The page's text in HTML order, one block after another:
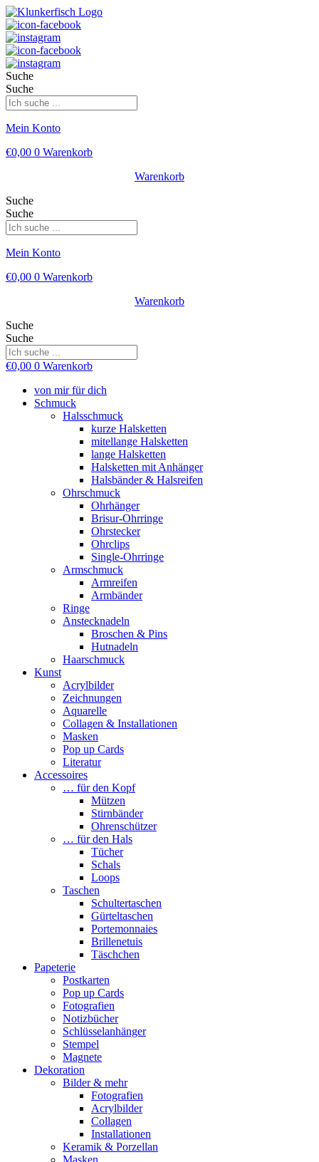
Suche
Suche
Mein Konto
€0,00 0 Warenkorb
Warenkorb
Suche
Suche
Mein Konto
€0,00 0 Warenkorb
Warenkorb
Suche
Suche
€0,00 0 Warenkorb
von mir für dich
Schmuck
Halsschmuck
kurze Halsketten
mitellange Halsketten
lange Halsketten
Halsketten mit Anhänger
Halsbänder & Halsreifen
Ohrschmuck
Ohrhänger
Brisur-Ohrringe
Ohrstecker
Ohrclips
Single-Ohrringe
Armschmuck
Armreifen
Armbänder
Ringe
Anstecknadeln
Broschen & Pins
Hutnadeln
Haarschmuck
Kunst
Acrylbilder
Zeichnungen
Aquarelle
Collagen & Installationen
Masken
Pop up Cards
Literatur
Accessoires
… für den Kopf
Mützen
Stirnbänder
Ohrenschützer
… für den Hals
Tücher
Schals
Loops
Taschen
Schultertaschen
Gürteltaschen
Portemonnaies
Brillenetuis
Täschchen
Papeterie
Postkarten
Pop up Cards
Fotografien
Notizbücher
Schlüsselanhänger
Stempel
Magnete
Dekoration
Bilder & mehr
Fotografien
Acrylbilder
Collagen
Installationen
Keramik & Porzellan
Masken